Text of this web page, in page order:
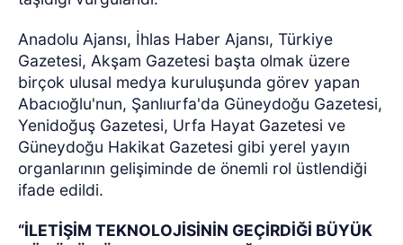
Anadolu Ajansı, İhlas Haber Ajansı, Türkiye
Gazetesi, Akşam Gazetesi başta olmak üzere
birçok ulusal medya kuruluşunda görev yapan
Abacıoğlu'nun, Şanlıurfa'da Güneydoğu Gazetesi,
Yenidoğuş Gazetesi, Urfa Hayat Gazetesi ve
Güneydoğu Hakikat Gazetesi gibi yerel yayın
organlarının gelişiminde de önemli rol üstlendiği
ifade edildi.
“İLETİŞİM TEKNOLOJİSİNİN GEÇİRDİĞİ BÜYÜK